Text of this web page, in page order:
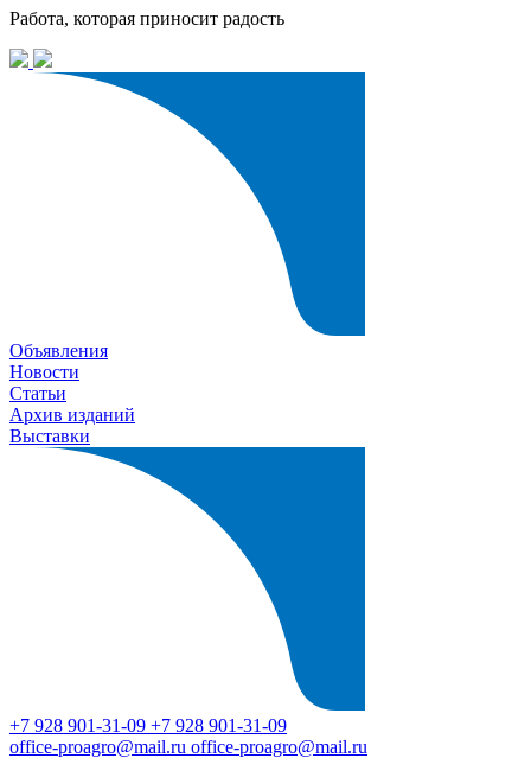
Работа, которая приносит радость
Объявления
Новости
Статьи
Архив изданий
Выставки
+7 928 901-31-09 +7 928 901-31-09
office-proagro@mail.ru office-proagro@mail.ru